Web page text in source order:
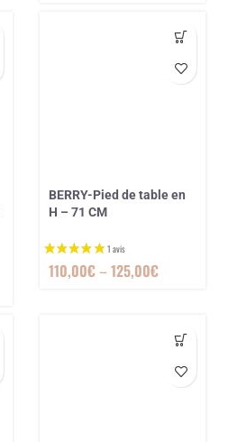
BERRY-Pied de table en
H – 71 CM
110,00€–125,00€